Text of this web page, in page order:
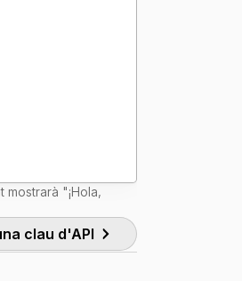
mostrarà "¡Hola,
clau d'API